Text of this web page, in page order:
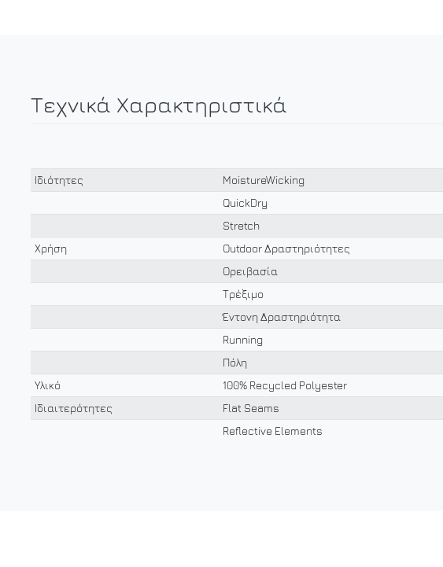
Τεχνικά Χαρακτηριστικά
Ιδιότητες
MoistureWicking
QuickDry
Stretch
Χρήση
Outdoor Δραστηριότητες
Ορειβασία
Τρέξιμο
Έντονη Δραστηριότητα
Running
Πόλη
Υλικό
100% Recycled Polyester
Ιδιαιτερότητες
Flat Seams
Reflective Elements